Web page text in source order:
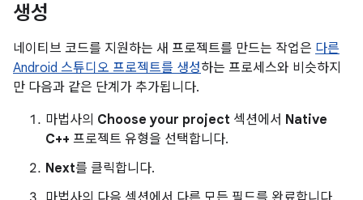
생성
네이티브 코드를 지원하는 새 프로젝트를 만드는 작업은 다른
Android 스튜디오 프로젝트를 생성하는 프로세스와 비슷하지
만 다음과 같은 단계가 추가됩니다.
마법사의 Choose your project 섹션에서 Native
C++ 프로젝트 유형을 선택합니다.
Next를 클릭합니다.